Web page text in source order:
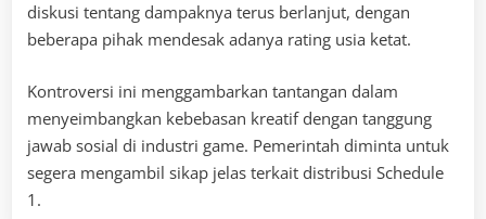
diskusi tentang dampaknya terus berlanjut, dengan
beberapa pihak mendesak adanya rating usia ketat.
Kontroversi ini menggambarkan tantangan dalam
menyeimbangkan kebebasan kreatif dengan tanggung
jawab sosial di industri game. Pemerintah diminta untuk
segera mengambil sikap jelas terkait distribusi Schedule
1.